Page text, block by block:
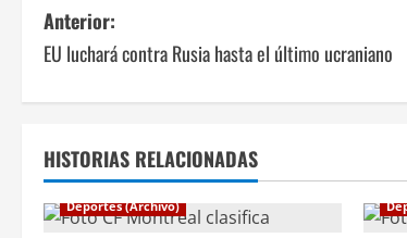
N
a
v
e
g
Anterior:
EU luchará contra Rusia hasta el último ucraniano
HISTORIAS RELACIONADAS
Deportes (Archivo)